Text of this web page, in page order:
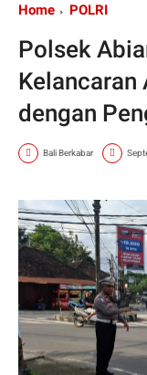
Home POLRI
Polsek
Kelancaran
dengan
Bali Berkabar